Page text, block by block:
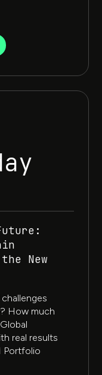
New
How much
real results
Portfolio